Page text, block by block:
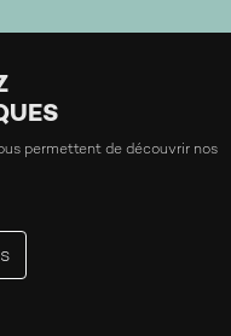
permettent de découvrir nos